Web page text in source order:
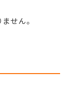
せん。